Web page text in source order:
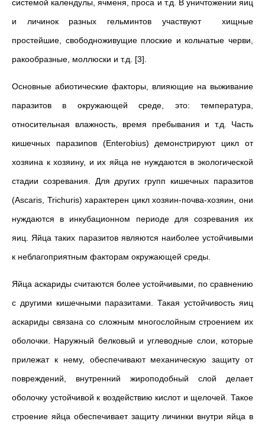
системой календулы, ячменя, проса и т.д. В уничтожении яиц
и личинок разных гельминтов участвуют хищные
простейшие, свободноживущие плоские и кольчатые черви,
ракообразные, моллюски и т.д. [3].
Основные абиотические факторы, влияющие на выживание
паразитов в окружающей среде, это: температура,
относительная влажность, время пребывания и т.д. Часть
кишечных паразиnов (Enterobius) демонстрируют цикл от
хозяина к хозяину, и их яйца не нуждаются в экологической
стадии созревания. Для других групп кишечных паразитов
(Ascaris, Trichuris) характерен цикл хозяин-почва-хозяин, они
нуждаются в инкубационном периоде для созревания их
яиц. Яйца таких паразитов являются наиболее устойчивыми
к неблагоприятным факторам окружающей среды.
Яйца аскариды считаются более устойчивыми, по сравнению
с другими кишечными паразитами. Такая устойчивость яиц
аскариды связана со сложным многослойным строением их
оболочки. Наружный белковый и углеводные слои, которые
прилежат к нему, обеспечивают механическую защиту от
повреждений, внутренний жироподобный слой делает
оболочку устойчивой к воздействию кислот и щелочей. Такое
строение яйца обеспечивает защиту личинки внутри яйца в